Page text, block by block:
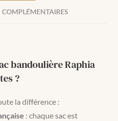
bandoulière Raphia
?
la différence :
: chaque sac est